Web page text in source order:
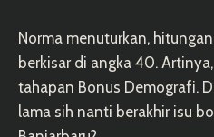
Norma menuturkan,
berkisar di angka 40.
tahapan Bonus Demografi.
lama sih nanti berakhir isu